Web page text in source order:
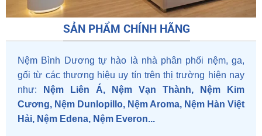
SẢN PHẨM CHÍNH HÃNG
Nệm Bình Dương tự hào là nhà phân phối nệm, ga,
gối từ các thương hiệu uy tín trên thị trường hiện nay
như:
Nệm Liên Á, Nệm Vạn Thành, Nệm Kim
Cương, Nệm Dunlopillo, Nệm Aroma, Nệm Hàn Việt
Hải, Nệm Edena, Nệm Everon...